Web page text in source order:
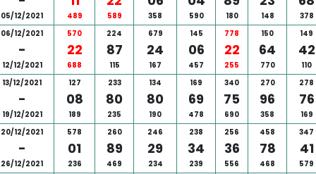
05/12/2021 489 589 358 590 180 148
378
06/12/2021
-
12/12/2021
570
22
688
224
87
115
679
24
167
145
06
457
778
22
255
150
64
770
149
42
110
13/12/2021
-
19/12/2021
127
08
189
233
80
235
134
80
190
169
69
478
340
75
690
270
96
358
278
76
169
20/12/2021
-
26/12/2021
578
01
236
260
89
469
246
29
234
238
34
239
256
36
556
458
78
468
347
41
579